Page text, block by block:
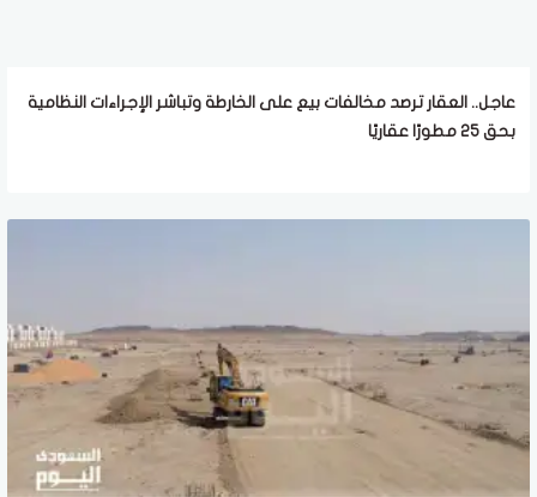
عاجل.. العقار ترصد مخالفات بيع على الخارطة وتباشر الإجراءات النظامية
بحق 25 مطورًا عقاريًا